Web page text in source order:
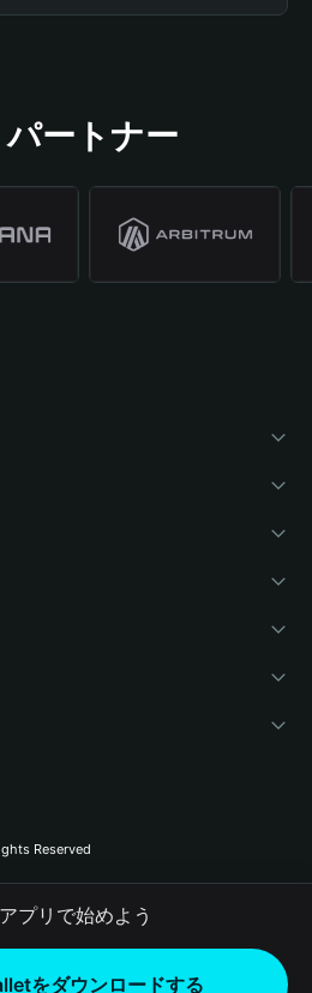
ートナー
Reserved
プリで始めよう
をダウンロードする